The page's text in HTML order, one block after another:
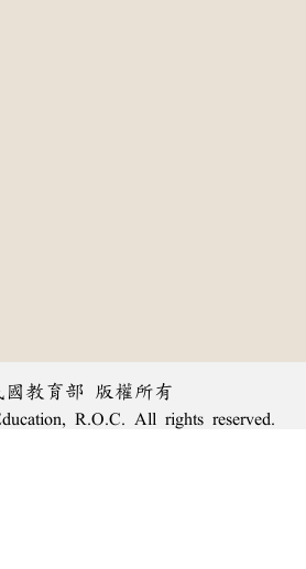
國教育部 版權所有
R.O.C. All rights reserved.